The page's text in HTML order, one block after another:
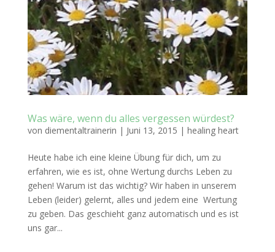
Was wäre, wenn du alles vergessen würdest?
von diementaltrainerin | Juni 13, 2015 | healing heart
Heute habe ich eine kleine Übung für dich, um zu
erfahren, wie es ist, ohne Wertung durchs Leben zu
gehen! Warum ist das wichtig? Wir haben in unserem
Leben (leider) gelernt, alles und jedem eine Wertung
zu geben. Das geschieht ganz automatisch und es ist
uns gar...